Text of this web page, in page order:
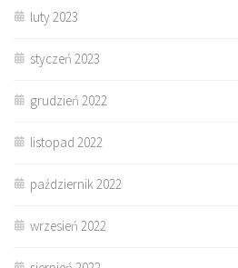
luty 2023
styczeń 2023
grudzień 2022
listopad 2022
październik 2022
wrzesień 2022